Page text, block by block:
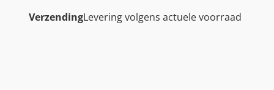
VerzendingLevering volgens actuele voorraad